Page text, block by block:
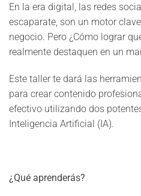
En la era digital, las redes
escaparate, son un motor
negocio. Pero ¿Cómo lograr
realmente destaquen en un
Este taller te dará las
para crear contenido
efectivo utilizando dos
Inteligencia Artificial (IA).
¿Qué aprenderás?